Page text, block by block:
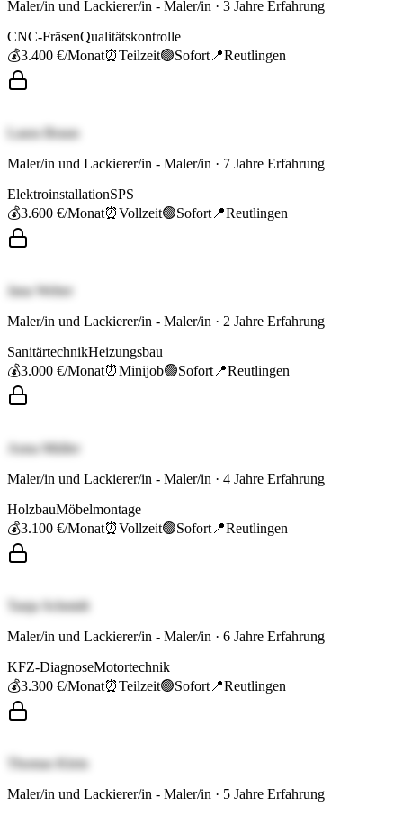
Maler/in und Lackierer/in - Maler/in · 3 Jahre Erfahrung
CNC-FräsenQualitätskontrolle
💰3.400 €/Monat⏰Teilzeit🟢Sofort 📍Reutlingen
Laura Braun
Maler/in und Lackierer/in - Maler/in · 7 Jahre Erfahrung
ElektroinstallationSPS
💰3.600 €/Monat⏰Vollzeit🟢Sofort 📍Reutlingen
Jana Weber
Maler/in und Lackierer/in - Maler/in · 2 Jahre Erfahrung
SanitärtechnikHeizungsbau
💰3.000 €/Monat⏰Minijob🟢Sofort 📍Reutlingen
Anna Müller
Maler/in und Lackierer/in - Maler/in · 4 Jahre Erfahrung
HolzbauMöbelmontage
💰3.100 €/Monat⏰Vollzeit🟢Sofort 📍Reutlingen
Tanja Schmidt
Maler/in und Lackierer/in - Maler/in · 6 Jahre Erfahrung
KFZ-DiagnoseMotortechnik
💰3.300 €/Monat⏰Teilzeit🟢Sofort 📍Reutlingen
Thomas Klein
Maler/in und Lackierer/in - Maler/in · 5 Jahre Erfahrung